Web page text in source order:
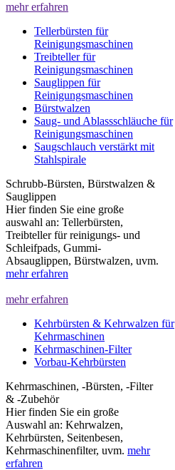
mehr erfahren
Tellerbürsten für
Reinigungsmaschinen
Treibteller für
Reinigungsmaschinen
Sauglippen für
Reinigungsmaschinen
Bürstwalzen
Saug- und Ablassschläuche für
Reinigungsmaschinen
Saugschlauch verstärkt mit
Stahlspirale
Schrubb-Bürsten, Bürstwalzen &
Sauglippen
Hier finden Sie eine große
auswahl an: Tellerbürsten,
Treibteller für reinigungs- und
Schleifpads, Gummi-
Absauglippen, Bürstwalzen, uvm.
mehr erfahren
mehr erfahren
Kehrbürsten & Kehrwalzen für
Kehrmaschinen
Kehrmaschinen-Filter
Vorbau-Kehrbürsten
Kehrmaschinen, -Bürsten, -Filter
& -Zubehör
Hier finden Sie ein große
Auswahl an: Kehrwalzen,
Kehrbürsten, Seitenbesen,
Kehrmaschinenfilter, uvm. mehr
erfahren